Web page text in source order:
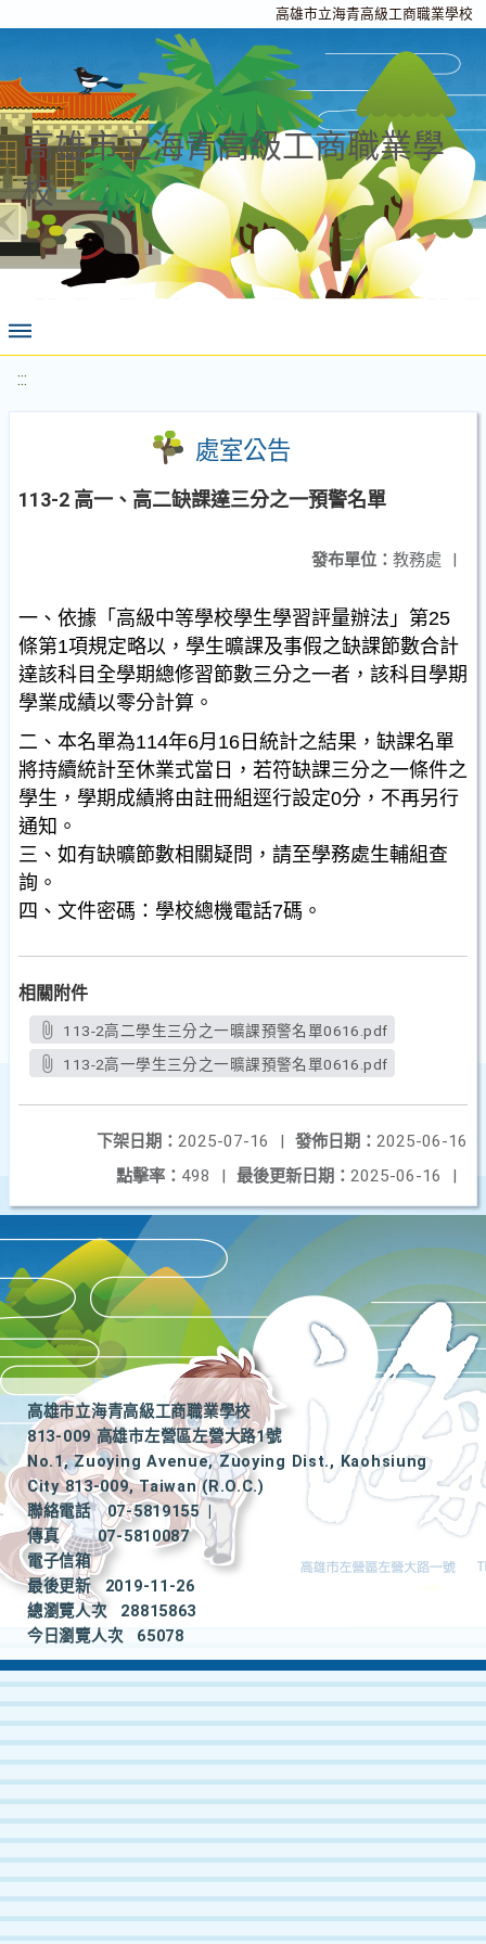
高雄市立海青高級工商職業學校
高雄市立海青高級工商職業學
校
:::
處室公告
113-2 高一、高二缺課達三分之一預警名單
發布單位： 教務處 |
一、依據「高級中等學校學生學習評量辦法」第25
條第1項規定略以，學生曠課及事假之缺課節數合計
達該科目全學期總修習節數三分之一者，該科目學期
學業成績以零分計算。
二、本名單為114年6月16日統計之結果，缺課名單
將持續統計至休業式當日，若符缺課三分之一條件之
學生，學期成績將由註冊組逕行設定0分，不再另行
通知。
三、如有缺曠節數相關疑問，請至學務處生輔組查
詢。
四、文件密碼：學校總機電話7碼。
相關附件
113-2高二學生三分之一曠課預警名單0616.pdf
113-2高一學生三分之一曠課預警名單0616.pdf
發佈日期： 2025-06-16
下架日期： 2025-07-16
|
最後更新日期： 2025-06-16 |
點擊率： 498 |
高雄市立海青高級工商職業學校
813-009 高雄市左營區左營大路1號
No.1, Zuoying Avenue, Zuoying Dist., Kaohsiung
City 813-009, Taiwan (R.O.C.)
聯絡電話
07-5819155
|
傳真
07-5810087
電子信箱
最後更新
2019-11-26
總瀏覽人次
28815863
今日瀏覽人次
65078